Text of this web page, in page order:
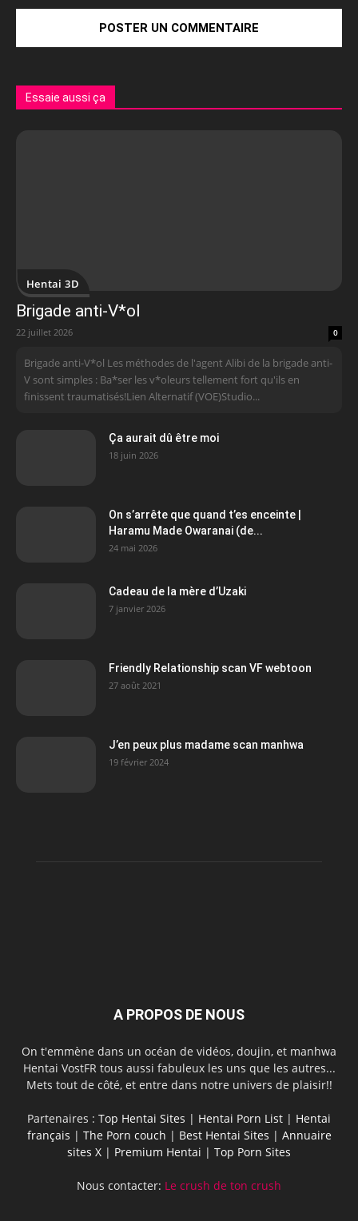
Essaie aussi ça
Hentai 3D
Brigade anti-V*ol
22 juillet 2026 0
Brigade anti-V*ol Les méthodes de l'agent Alibi de la brigade anti-
V sont simples : Ba*ser les v*oleurs tellement fort qu'ils en
finissent traumatisés!Lien Alternatif (VOE)Studio...
Ça aurait dû être moi
18 juin 2026
On s’arrête que quand t’es enceinte |
Haramu Made Owaranai (de...
24 mai 2026
Cadeau de la mère d’Uzaki
7 janvier 2026
Friendly Relationship scan VF webtoon
27 août 2021
J’en peux plus madame scan manhwa
19 février 2024
A PROPOS DE NOUS
On t'emmène dans un océan de vidéos, doujin, et manhwa
Hentai VostFR tous aussi fabuleux les uns que les autres...
Mets tout de côté, et entre dans notre univers de plaisir!!
Partenaires : Top Hentai Sites | Hentai Porn List | Hentai
français | The Porn couch | Best Hentai Sites | Annuaire
sites X | Premium Hentai | Top Porn Sites
Nous contacter: Le crush de ton crush